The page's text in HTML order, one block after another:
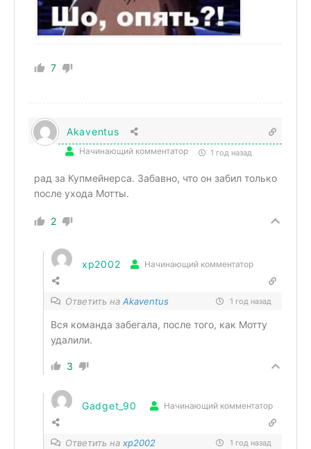
7
Akaventus
Начинающий комментатор 1 год назад
рад за Купмейнерса. Забавно, что он забил только
после ухода Мотты.
2
xp2002 Начинающий комментатор
Ответить на Akaventus 1 год назад
Вся команда забегала, после того, как Мотту
удалили.
3
Gadget_90 Начинающий комментатор
Ответить на xp2002 1 год назад